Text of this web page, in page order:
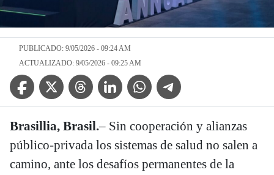
PUBLICADO: 9/05/2026 - 09:24 AM
ACTUALIZADO: 9/05/2026 - 09:25 AM
Facebook IconTwitter IconThreads IconLinkedin IconWhatsApp IconTelegram Icon
Brasillia, Brasil.– Sin cooperación y alianzas
público-privada los sistemas de salud no salen a
camino, ante los desafíos permanentes de la